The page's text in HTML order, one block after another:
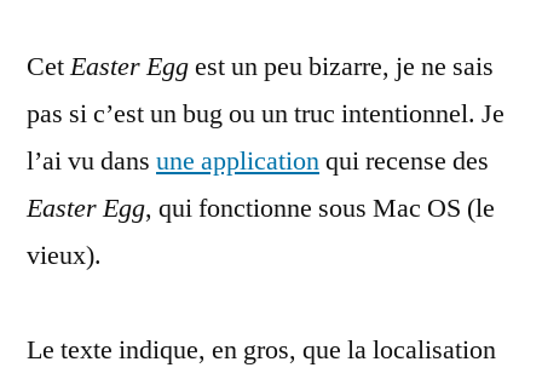
de
version
allemande
mauvais
CetEaster Eggest un peu bizarre, je ne sais
pas si c’est un bug ou un truc intentionnel. Je
l’ai vu dans une applicationqui recense des
Easter Egg, qui fonctionne sous Mac OS (le
vieux).
Le texte indique, en gros, que la localisation